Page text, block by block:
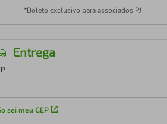
*Boleto exclusivo para associados PJ
Entrega
sei meu CEP